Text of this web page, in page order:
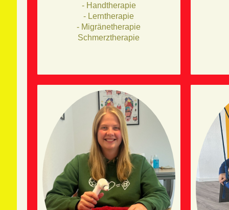
- Handtherapie
- Lerntherapie
- Migränetherapie
Schmerztherapie